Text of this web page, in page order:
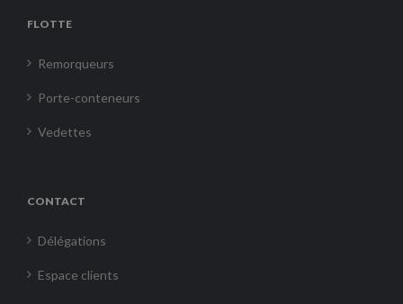
FLOTTE
Remorqueurs
Porte-conteneurs
Vedettes
CONTACT
Délégations
Espace clients